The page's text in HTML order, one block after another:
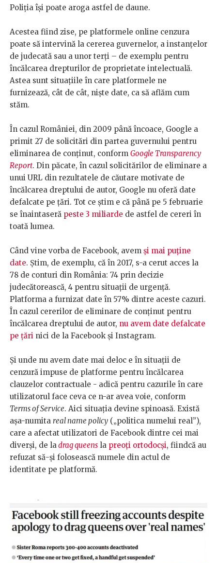
Poliția își poate aroga astfel de daune.
Acestea fiind zise, pe platformele online cenzura
poate să intervină la cererea guvernelor, a instanțelor
de judecată sau a unor terți – de exemplu pentru
încălcarea drepturilor de proprietate intelectuală.
Astea sunt situațiile în care platformele ne
furnizează, cât de cât, niște date, ca să aflăm cum
stăm.
În cazul României, din 2009 până încoace, Google a
primit 27 de solicitări din partea guvernului pentru
eliminarea de conținut, conform Google Transparency
Report. Din păcate, în cazul solicitărilor de eliminare a
unui URL din rezultatele de căutare motivate de
încălcarea dreptului de autor, Google nu oferă date
defalcate pe țări. Tot ce știm e că până pe 5 februarie
se înaintaseră peste 3 miliarde de astfel de cereri în
toată lumea.
Când vine vorba de Facebook, avem și mai puține
date. Știm, de exemplu, că în 2017, s-a cerut acces la
78 de conturi din România: 74 prin decizie
judecătorească, 4 pentru situații de urgență.
Platforma a furnizat date în 57% dintre aceste cazuri.
În cazul cererilor de eliminare de conținut pentru
încălcarea dreptului de autor, nu avem date defalcate
pe țări nici de la Facebook și Instagram.
Și unde nu avem date mai deloc e în situații de
cenzură impuse de platforme pentru încălcarea
clauzelor contractuale - adică pentru cazurile în care
utilizatorul face ceva ce n-ar avea voie, conform
Terms of Service. Aici situația devine spinoasă. Există
așa-numita real name policy („politica numelui real”),
care a afectat utilizatori de Facebook dintre cei mai
diverși, de ladrag queens la preoți ortodocși, fiindcă au
refuzat să-și folosească numele din actul de
identitate pe platformă.